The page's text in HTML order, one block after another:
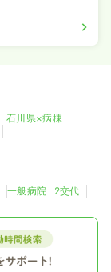
石川県×病棟
一般病院 2交代